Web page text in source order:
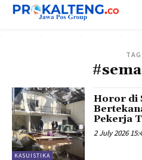
TAG
KASUISTIKA
Horor di
Pekerja
2 July 2026